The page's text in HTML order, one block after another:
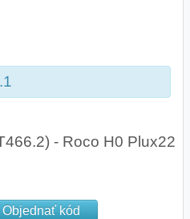
Objednať kód